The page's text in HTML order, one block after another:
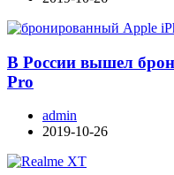
В России вышел
Pro
admin
2019-10-26